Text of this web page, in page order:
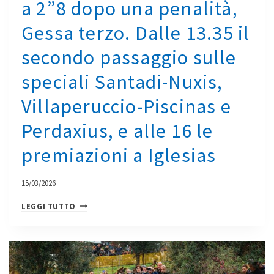
DEGLI
SVEDESI
TIDEMAND-
BERGSTEN,
MARINO
GESSA
SALVATORE
PUSCEDDU.
VA
IN
PRIMO
DELLA
COPPA
RALLY
a 2”8 dopo una penalità,
Gessa terzo. Dalle 13.35 il
secondo passaggio sulle
speciali Santadi-Nuxis,
Villaperuccio-Piscinas e
Perdaxius, e alle 16 le
premiazioni a Iglesias
15/03/2026
LEGGI TUTTO SPETTACOLO
RALLY
SULCIS